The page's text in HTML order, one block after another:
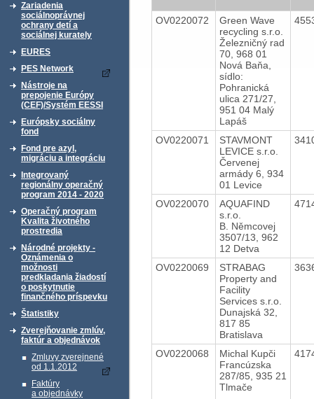
Zariadenia
sociálnoprávnej
ochrany detí a
sociálnej kurately
EURES
PES Network
Nástroje na
prepojenie Európy
(CEF)/Systém EESSI
Európsky sociálny
fond
Fond pre azyl,
migráciu a integráciu
Integrovaný
regionálny operačný
program 2014 - 2020
Operačný program
Kvalita životného
prostredia
Národné projekty -
Oznámenia o
možnosti
predkladania žiadostí
o poskytnutie
finančného príspevku
Štatistiky
Zverejňovanie zmlúv,
faktúr a objednávok
Zmluvy zverejnené
od 1.1.2012
Faktúry
a objednávky
OV0220072
Green Wave
recycling s.r.o.
Železničný rad
70, 968 01
Nová Baňa,
sídlo:
Pohranická
ulica 271/27,
951 04 Malý
Lapáš
OV0220071
STAVMONT
LEVICE s.r.o.
Červenej
armády 6, 934
01 Levice
OV0220070
AQUAFIND
s.r.o.
B. Němcovej
3507/13, 962
12 Detva
OV0220069
STRABAG
Property and
Facility
Services s.r.o.
Dunajská 32,
817 85
Bratislava
OV0220068
Michal Kupči
Francúzska
287/85, 935 21
Tlmače